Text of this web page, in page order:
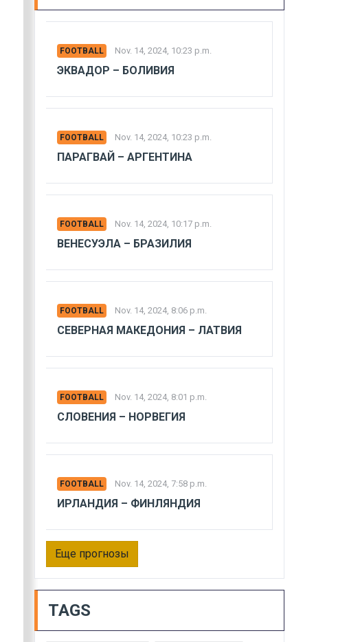
FOOTBALL Nov. 14, 2024, 10:23 p.m.
ЭКВАДОР – БОЛИВИЯ
FOOTBALL Nov. 14, 2024, 10:23 p.m.
ПАРАГВАЙ – АРГЕНТИНА
FOOTBALL Nov. 14, 2024, 10:17 p.m.
ВЕНЕСУЭЛА – БРАЗИЛИЯ
FOOTBALL Nov. 14, 2024, 8:06 p.m.
СЕВЕРНАЯ МАКЕДОНИЯ – ЛАТВИЯ
FOOTBALL Nov. 14, 2024, 8:01 p.m.
СЛОВЕНИЯ – НОРВЕГИЯ
FOOTBALL Nov. 14, 2024, 7:58 p.m.
ИРЛАНДИЯ – ФИНЛЯНДИЯ
Еще прогнозы
TAGS